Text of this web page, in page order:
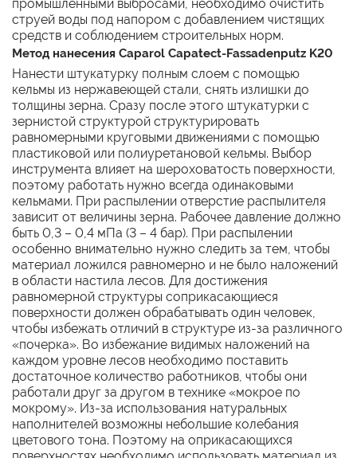
промышленными выбросами, необходимо очистить
струей воды под напором с добавлением чистящих
средств и соблюдением строительных норм.
Метод нанесения Caparol Capatect-Fassadenputz K20
Нанести штукатурку полным слоем с помощью
кельмы из нержавеющей стали, снять излишки до
толщины зерна. Сразу после этого штукатурки с
зернистой структурой структурировать
равномерными круговыми движениями с помощью
пластиковой или полиуретановой кельмы. Выбор
инструмента влияет на шероховатость поверхности,
поэтому работать нужно всегда одинаковыми
кельмами. При распылении отверстие распылителя
зависит от величины зерна. Рабочее давление должно
быть 0,3 – 0,4 мПа (3 – 4 бар). При распылении
особенно внимательно нужно следить за тем, чтобы
материал ложился равномерно и не было наложений
в области настила лесов. Для достижения
равномерной структуры соприкасающиеся
поверхности должен обрабатывать один человек,
чтобы избежать отличий в структуре из-за различного
«почерка». Во избежание видимых наложений на
каждом уровне лесов необходимо поставить
достаточное количество работников, чтобы они
работали друг за другом в технике «мокрое по
мокрому». Из-за использования натуральных
наполнителей возможны небольшие колебания
цветового тона. Поэтому на оприкасающихся